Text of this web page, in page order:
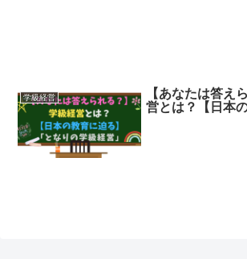
学級経営
【あなたは答え
営とは？【日本